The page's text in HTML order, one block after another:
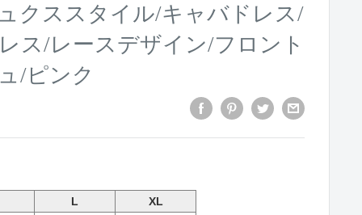
クススタイル/キャバドレス/
ス/レースデザイン/フロント
/ピンク
L
XL